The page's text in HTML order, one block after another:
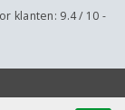
klanten: 9.4/ 10 -